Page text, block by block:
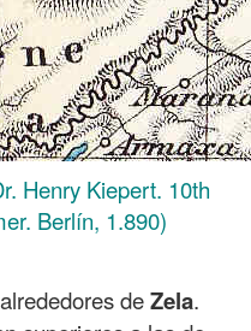
Henry Kiepert. 10th
Berlín, 1.890)
deZela.